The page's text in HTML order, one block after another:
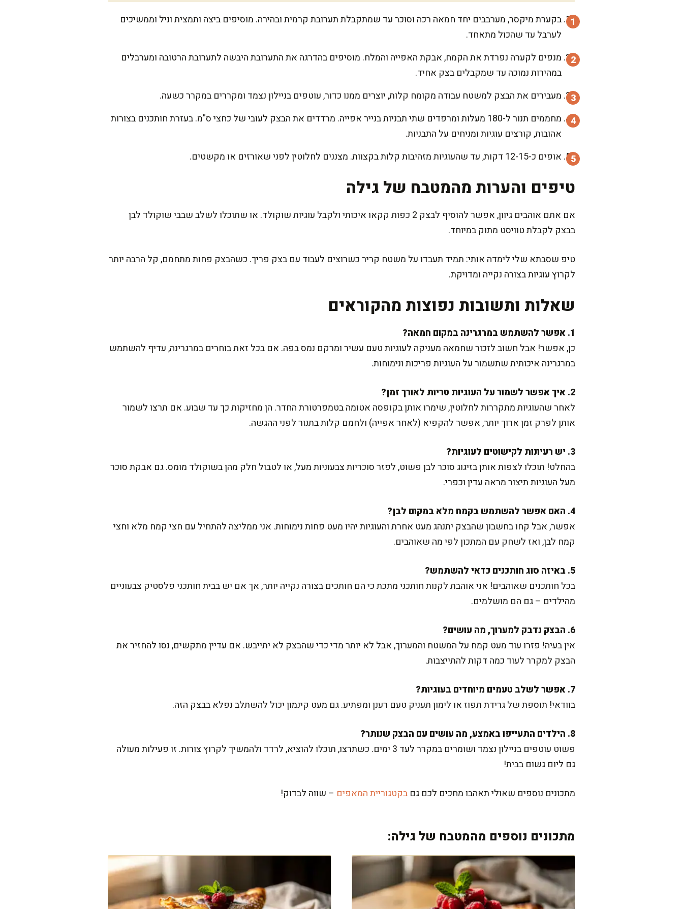
בקערת מיקסר, מערבבים יחד חמאה רכה וסוכר עד שמתקבלת תערובת קרמית ובהירה. מוסיפים ביצה ותמצית וניל וממשיכים
לערבל עד שהכול מתאחד.
מנפים לקערה נפרדת את הקמח, אבקת האפייה והמלח. מוסיפים בהדרגה את התערובת היבשה לתערובת הרטובה ומערבלים
במהירות נמוכה עד שמקבלים בצק אחיד.
מעבירים את הבצק למשטח עבודה מקומח קלות, יוצרים ממנו כדור, עוטפים בניילון נצמד ומקררים במקרר כשעה.
מחממים תנור ל-180 מעלות ומרפדים שתי תבניות בנייר אפייה. מרדדים את הבצק לעובי של כחצי ס"מ. בעזרת חותכנים בצורות
אהובות, קורצים עוגיות ומניחים על התבניות.
אופים כ-12-15 דקות, עד שהעוגיות מזהיבות קלות בקצוות. מצננים לחלוטין לפני שאורזים או מקשטים.
טיפים והערות מהמטבח של גילה
אם אתם אוהבים גיוון, אפשר להוסיף לבצק 2 כפות קקאו איכותי ולקבל עוגיות שוקולד. או שתוכלו לשלב שבבי שוקולד לבן
בבצק לקבלת טוויסט מתוק במיוחד.
טיפ שסבתא שלי לימדה אותי: תמיד תעבדו על משטח קריר כשרוצים לעבוד עם בצק פריך. כשהבצק פחות מתחמם, קל הרבה יותר
לקרוץ עוגיות בצורה נקייה ומדויקת.
שאלות ותשובות נפוצות מהקוראים
1. אפשר להשתמש במרגרינה במקום חמאה?
כן, אפשר! אבל חשוב לזכור שחמאה מעניקה לעוגיות טעם עשיר ומרקם נמס בפה. אם בכל זאת בוחרים במרגרינה, עדיף להשתמש
במרגרינה איכותית שתשמור על העוגיות פריכות ונימוחות.
2. איך אפשר לשמור על העוגיות טריות לאורך זמן?
לאחר שהעוגיות מתקררות לחלוטין, שימרו אותן בקופסה אטומה בטמפרטורת החדר. הן מחזיקות כך עד שבוע. אם תרצו לשמור
אותן לפרק זמן ארוך יותר, אפשר להקפיא (לאחר אפייה) ולחמם קלות בתנור לפני ההגשה.
3. יש רעיונות לקישוטים לעוגיות?
בהחלט! תוכלו לצפות אותן בזיגוג סוכר לבן פשוט, לפזר סוכריות צבעוניות מעל, או לטבול חלק מהן בשוקולד מומס. גם אבקת סוכר
מעל העוגיות תיצור מראה עדין וכפרי.
4. האם אפשר להשתמש בקמח מלא במקום לבן?
אפשר, אבל קחו בחשבון שהבצק יתנהג מעט אחרת והעוגיות יהיו מעט פחות נימוחות. אני ממליצה להתחיל עם חצי קמח מלא וחצי
קמח לבן, ואז לשחק עם המתכון לפי מה שאוהבים.
5. באיזה סוג חותכנים כדאי להשתמש?
בכל חותכנים שאוהבים! אני אוהבת לקנות חותכני מתכת כי הם חותכים בצורה נקייה יותר, אך אם יש בבית חותכני פלסטיק צבעוניים
מהילדים – גם הם מושלמים.
6. הבצק נדבק למערוך, מה עושים?
אין בעיה! פזרו עוד מעט קמח על המשטח והמערוך, אבל לא יותר מדי כדי שהבצק לא יתייבש. אם עדיין מתקשים, נסו להחזיר את
הבצק למקרר לעוד כמה דקות להתייצבות.
7. אפשר לשלב טעמים מיוחדים בעוגיות?
בוודאי! תוספת של גרידת תפוז או לימון תעניק טעם רענן ומפתיע. גם מעט קינמון יכול להשתלב נפלא בבצק הזה.
8. הילדים התעייפו באמצע, מה עושים עם הבצק שנותר?
פשוט עוטפים בניילון נצמד ושומרים במקרר לעד 3 ימים. כשתרצו, תוכלו להוציא, לרדד ולהמשיך לקרוץ צורות. זו פעילות מעולה
גם ליום גשום בבית!
מתכונים נוספים שאולי תאהבו מחכים לכם גם בקטגוריית המאפים – שווה לבדוק!
מתכונים נוספים מהמטבח של גילה: